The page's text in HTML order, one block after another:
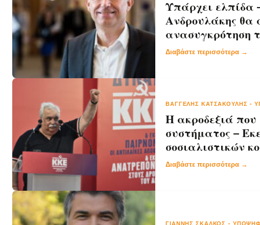
Υπάρχει
Ανδρουλάκης θα
ανασυγκρότηση
Διαβάστε περισσότερα →
ΒΑΓΓΈΛΗΣ ΚΑΤΣΑΚΟΎΛΗΣ -
Η ακροδεξιά που
συστήματος –
σοσιαλιστικών
Διαβάστε περισσότερα →
ΓΙΆΝΝΗΣ ΣΚΆΛΚΟΣ -